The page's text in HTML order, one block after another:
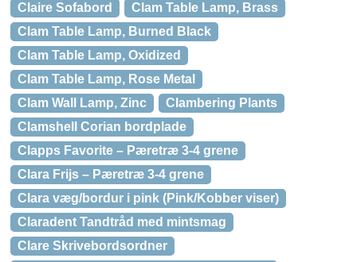
Claire Sofabord
Clam Table Lamp, Brass
Clam Table Lamp, Burned Black
Clam Table Lamp, Oxidized
Clam Table Lamp, Rose Metal
Clam Wall Lamp, Zinc
Clambering Plants
Clamshell Corian bordplade
Clapps Favorite – Pæretræ 3-4 grene
Clara Frijs – Pæretræ 3-4 grene
Clara væg/bordur i pink (Pink/Kobber viser)
Claradent Tandtråd med mintsmag
Clare Skrivebordsordner